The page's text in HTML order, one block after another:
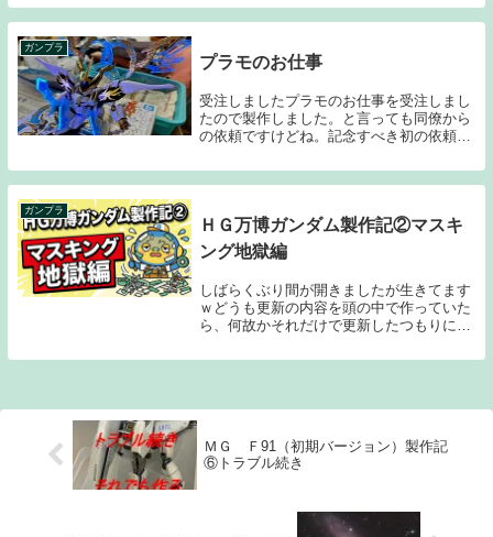
ガンプラ
プラモのお仕事
受注しましたプラモのお仕事を受注しまし
たので製作しました。と言っても同僚から
の依頼ですけどね。記念すべき初の依頼で
ガンプラではないのですが、これまた
BANDAIさんの製品で神龍王丸です。「魔
ガンプラ
ＨＧ万博ガンダム製作記②マスキ
ング地獄編
しばらくぶり間が開きましたが生きてます
ｗどうも更新の内容を頭の中で作っていた
ら、何故かそれだけで更新したつもりにな
ょうね……。それはそれとして、キットの
ＭＧ Ｆ91（初期バージョン）製作記
⑥トラブル続き